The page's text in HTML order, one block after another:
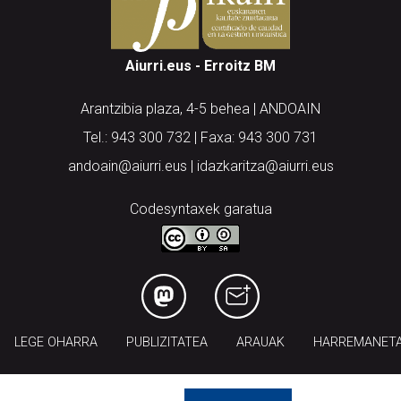
Aiurri.eus - Erroitz BM
Arantzibia plaza, 4-5 behea | ANDOAIN
Tel.: 943 300 732 | Faxa: 943 300 731
andoain@aiurri.eus | idazkaritza@aiurri.eus
Codesyntaxek garatua
LEGE OHARRA PUBLIZITATEA ARAUAK